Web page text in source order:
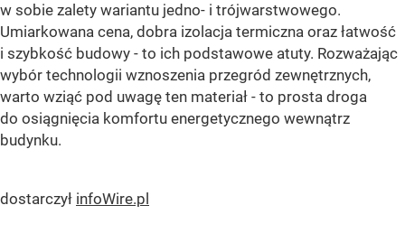
w sobie zalety wariantu jedno- i trójwarstwowego.
Umiarkowana cena, dobra izolacja termiczna oraz łatwość
i szybkość budowy - to ich podstawowe atuty. Rozważając
wybór technologii wznoszenia przegród zewnętrznych,
warto wziąć pod uwagę ten materiał - to prosta droga
do osiągnięcia komfortu energetycznego wewnątrz
budynku.
dostarczył infoWire.pl